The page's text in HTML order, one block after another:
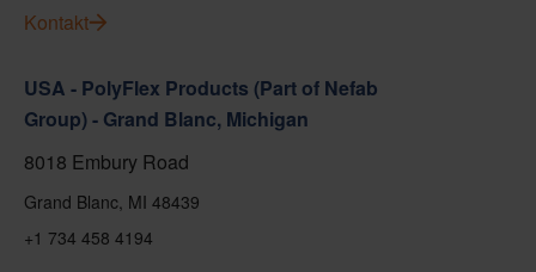
Kontakt
USA - PolyFlex Products (Part of Nefab
Group) - Grand Blanc, Michigan
8018 Embury Road
Grand Blanc, MI 48439
+1 734 458 4194